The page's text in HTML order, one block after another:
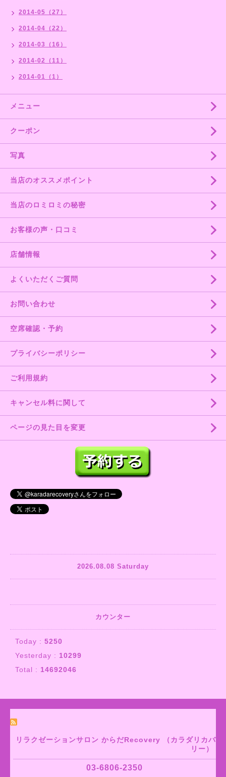
2014-05（27）
2014-04（22）
2014-03（16）
2014-02（11）
2014-01（1）
メニュー
クーポン
写真
当店のオススメポイント
当店のロミロミの秘密
お客様の声・口コミ
店舗情報
よくいただくご質問
お問い合わせ
空席確認・予約
プライバシーポリシー
ご利用規約
キャンセル料に関して
ページの見た目を変更
2026.08.08 Saturday
カウンター
Today : 5250
Yesterday : 10299
Total : 14692046
リラクゼーションサロン からだRecovery （カラダリカバ
リー）
03-6806-2350